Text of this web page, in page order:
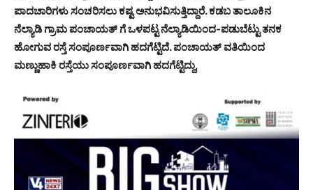
ಪಾದಚಾರಿಗಳು ಸಂಚರಿಸಲು ಕಷ್ಟ ಅನುಭವಿಸುತ್ತಿದ್ದಾರೆ. ಕಡಬ ತಾಲೂಕಿನ
ನೆಲ್ಯಾಡಿ ಗ್ರಾಮ ಪಂಚಾಯತ್ ಗೆ ಒಳಪಟ್ಟ ನೆಲ್ಯಾಡಿಯಿಂದ-ಪಡುಬೆಟ್ಟು ತನಕ
ಹೋಗುವ ರಸ್ತೆ ಸಂಪೂರ್ಣವಾಗಿ ಹದಗೆಟ್ಟಿದೆ. ಪಂಚಾಯತ್ ವತಿಯಿಂದ
ಮಣ್ಣುಹಾಕಿ ರಸ್ತೆಯು ಸಂಪೂರ್ಣವಾಗಿ ಹದಗೆಟ್ಟಿದ್ದು,